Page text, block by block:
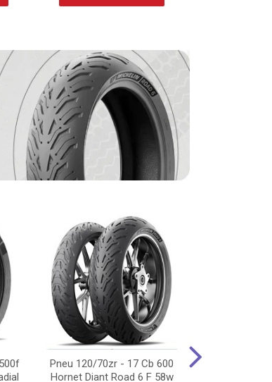
Pneu 120/70zr - 17 Cb 600
Hornet Diant Road 6 F 58w